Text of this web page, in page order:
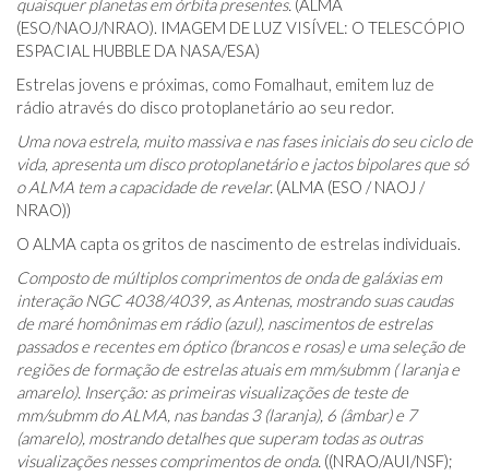
(ESO/NAOJ/NRAO). IMAGEM DE LUZ VISÍVEL: O TELESCÓPIO
ESPACIAL HUBBLE DA NASA/ESA)
Estrelas jovens e próximas, como Fomalhaut, emitem luz de
rádio através do disco protoplanetário ao seu redor.
Uma nova estrela, muito massiva e nas fases iniciais do seu ciclo de
vida, apresenta um disco protoplanetário e jactos bipolares que só
o ALMA tem a capacidade de revelar. (ALMA (ESO / NAOJ /
NRAO))
O ALMA capta os gritos de nascimento de estrelas individuais.
Composto de múltiplos comprimentos de onda de galáxias em
interação NGC 4038/4039, as Antenas, mostrando suas caudas
de maré homônimas em rádio (azul), nascimentos de estrelas
passados ​​e recentes em óptico (brancos e rosas) e uma seleção de
regiões de formação de estrelas atuais em mm/submm ( laranja e
amarelo). Inserção: as primeiras visualizações de teste de
mm/submm do ALMA, nas bandas 3 (laranja), 6 (âmbar) e 7
(amarelo), mostrando detalhes que superam todas as outras
visualizações nesses comprimentos de onda. ((NRAO/AUI/NSF);